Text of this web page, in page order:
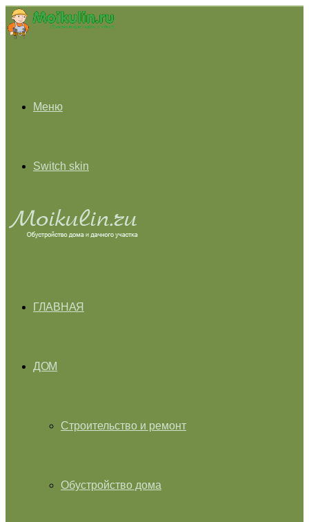
Меню
Switch skin
ГЛАВНАЯ
ДОМ
Строительство и ремонт
Обустройство дома